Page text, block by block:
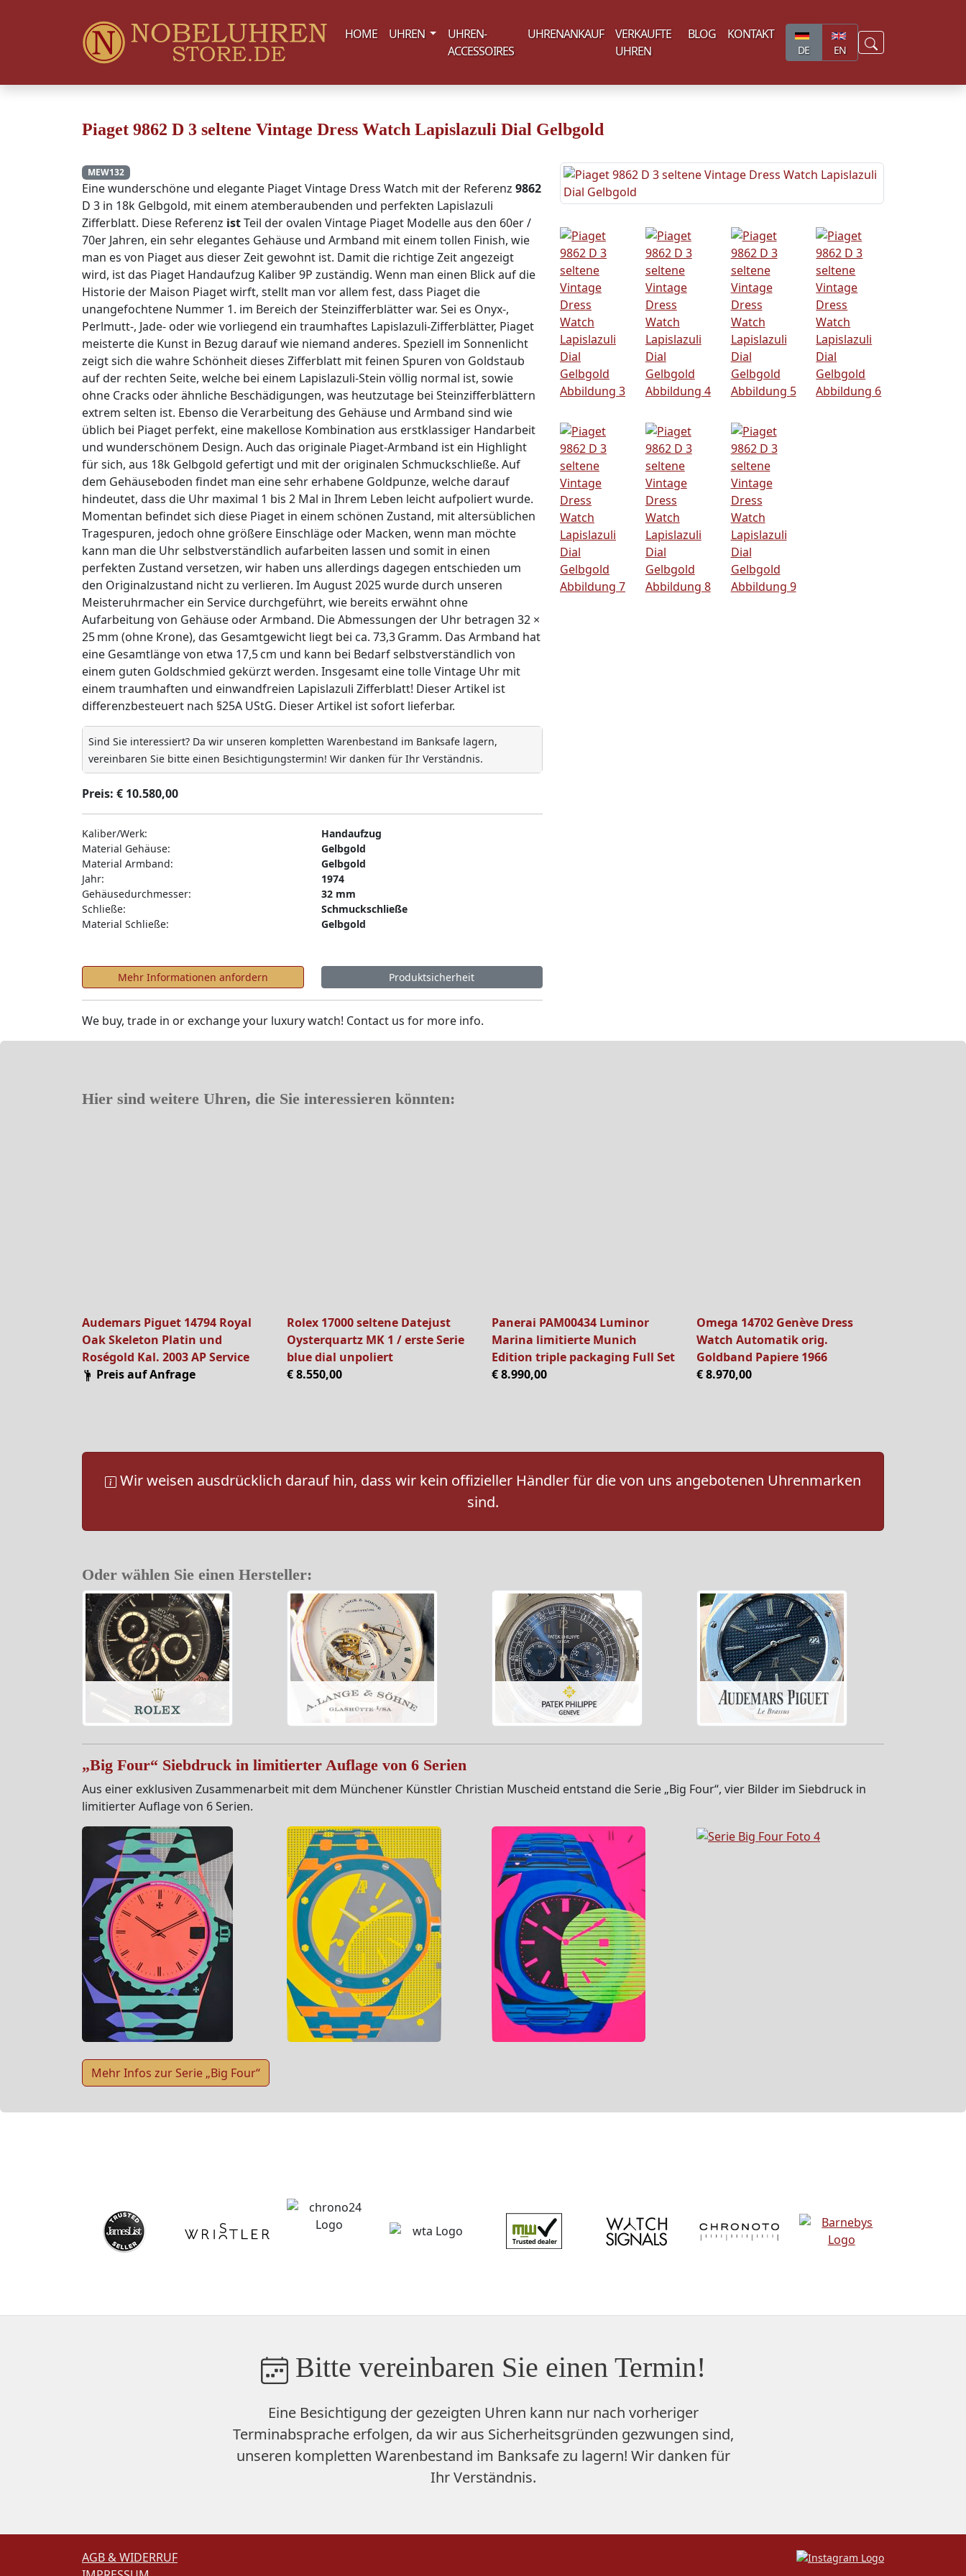
HOME UHREN (current)UHREN-
ACCESSOIRES
UHRENANKAUF
VERKAUFTE
UHREN
BLOG KONTAKT
DE EN
Piaget 9862 D 3 seltene Vintage Dress Watch Lapislazuli Dial Gelbgold
MEW132
Eine wunderschöne und elegante Piaget Vintage Dress Watch mit der Referenz 9862
D 3 in 18k Gelbgold, mit einem atemberaubenden und perfekten Lapislazuli
Zifferblatt. Diese Referenz istTeil der ovalen Vintage Piaget Modelle aus den 60er /
70er Jahren, ein sehr elegantes Gehäuse und Armband mit einem tollen Finish, wie
man es von Piaget aus dieser Zeit gewohnt ist. Damit die richtige Zeit angezeigt
wird, ist das Piaget Handaufzug Kaliber 9P zuständig. Wenn man einen Blick auf die
Historie der Maison Piaget wirft, stellt man vor allem fest, dass Piaget die
unangefochtene Nummer 1. im Bereich der Steinzifferblätter war. Sei es Onyx-,
Perlmutt-, Jade- oder wie vorliegend ein traumhaftes Lapislazuli-Zifferblätter, Piaget
meisterte die Kunst in Bezug darauf wie niemand anderes. Speziell im Sonnenlicht
zeigt sich die wahre Schönheit dieses Zifferblatt mit feinen Spuren von Goldstaub
auf der rechten Seite, welche bei einem Lapislazuli-Stein völlig normal ist, sowie
ohne Cracks oder ähnliche Beschädigungen, was heutzutage bei Steinzifferblättern
extrem selten ist. Ebenso die Verarbeitung des Gehäuse und Armband sind wie
üblich bei Piaget perfekt, eine makellose Kombination aus erstklassiger Handarbeit
und wunderschönem Design. Auch das originale Piaget-Armband ist ein Highlight
für sich, aus 18k Gelbgold gefertigt und mit der originalen Schmuckschließe. Auf
dem Gehäuseboden findet man eine sehr erhabene Goldpunze, welche darauf
hindeutet, dass die Uhr maximal 1 bis 2 Mal in Ihrem Leben leicht aufpoliert wurde.
Momentan befindet sich diese Piaget in einem schönen Zustand, mit altersüblichen
Tragespuren, jedoch ohne größere Einschläge oder Macken, wenn man möchte
kann man die Uhr selbstverständlich aufarbeiten lassen und somit in einen
perfekten Zustand versetzen, wir haben uns allerdings dagegen entschieden um
den Originalzustand nicht zu verlieren. Im August 2025 wurde durch unseren
Meisteruhrmacher ein Service durchgeführt, wie bereits erwähnt ohne
Aufarbeitung von Gehäuse oder Armband. Die Abmessungen der Uhr betragen 32 ×
25 mm (ohne Krone), das Gesamtgewicht liegt bei ca. 73,3 Gramm. Das Armband hat
eine Gesamtlänge von etwa 17,5 cm und kann bei Bedarf selbstverständlich von
einem guten Goldschmied gekürzt werden. Insgesamt eine tolle Vintage Uhr mit
einem traumhaften und einwandfreien Lapislazuli Zifferblatt! Dieser Artikel ist
differenzbesteuert nach §25A UStG. Dieser Artikel ist sofort lieferbar.
Sind Sie interessiert? Da wir unseren kompletten Warenbestand im Banksafe lagern,
vereinbaren Sie bitte einen Besichtigungstermin! Wir danken für Ihr Verständnis.
Preis: € 10.580,00
Kaliber/Werk:
Handaufzug
Material Gehäuse:
Gelbgold
Material Armband:
Gelbgold
Jahr:
1974
Gehäusedurchmesser:
32 mm
Schließe:
Schmuckschließe
Material Schließe:
Gelbgold
Mehr Informationen anfordern Produktsicherheit
We buy, trade in or exchange your luxury watch! Contact us for more info.
Hier sind weitere Uhren, die Sie interessieren könnten:
Audemars Piguet 14794 Royal
Oak Skeleton Platin und
Roségold Kal. 2003 AP Service
Preis auf Anfrage
Rolex 17000 seltene Datejust
Oysterquartz MK 1 / erste Serie
blue dial unpoliert
€ 8.550,00
Panerai PAM00434 Luminor
Marina limitierte Munich
Edition triple packaging Full Set
€ 8.990,00
Omega 14702 Genève Dress
Watch Automatik orig.
Goldband Papiere 1966
€ 8.970,00
Wir weisen ausdrücklich darauf hin, dass wir kein offizieller Händler für die von uns angebotenen Uhrenmarken
sind.
Oder wählen Sie einen Hersteller:
„Big Four“ Siebdruck in limitierter Auflage von 6 Serien
Aus einer exklusiven Zusammenarbeit mit dem Münchener Künstler Christian Muscheid entstand die Serie „Big Four“, vier Bilder im Siebdruck in
limitierter Auflage von 6 Serien.
Mehr Infos zur Serie „Big Four“
Bitte vereinbaren Sie einen Termin!
Eine Besichtigung der gezeigten Uhren kann nur nach vorheriger
Terminabsprache erfolgen, da wir aus Sicherheitsgründen gezwungen sind,
unseren kompletten Warenbestand im Banksafe zu lagern! Wir danken für
Ihr Verständnis.
AGB & WIDERRUF